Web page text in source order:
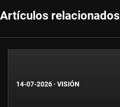
Artículos relacionados
14-07-2026 · VISIÓN